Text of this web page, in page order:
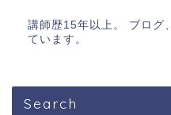
講師歴15年以上。 ブログ
ています。
Search